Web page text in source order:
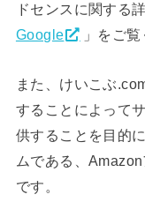
ドセンスに関する
Google
」をご覧
また、けいこぶ
することによって
供することを目的
ムである、
です。